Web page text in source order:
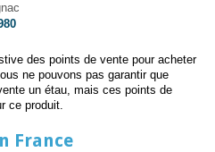
des points de vente pour acheter
ne pouvons pas garantir que
un étau, mais ces points de
ce produit.
France